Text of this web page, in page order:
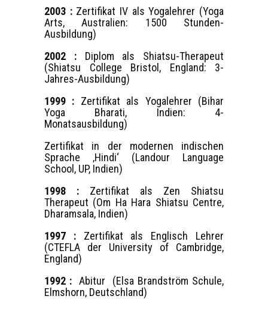
2003 : Zertifikat IV als Yogalehrer (Yoga
Arts, Australien: 1500 Stunden-
Ausbildung)
2002 : Diplom als Shiatsu-Therapeut
(Shiatsu College Bristol, England: 3-
Jahres-Ausbildung)
1999 : Zertifikat als Yogalehrer (Bihar
Yoga Bharati, Indien: 4-
Monatsausbildung)
Zertifikat in der modernen indischen
Sprache ‚Hindi‘ (Landour Language
School, UP, Indien)
1998 : Zertifikat als Zen Shiatsu
Therapeut (Om Ha Hara Shiatsu Centre,
Dharamsala, Indien)
1997 : Zertifikat als Englisch Lehrer
(CTEFLA der University of Cambridge,
England)
1992 : Abitur (Elsa Brandström Schule,
Elmshorn, Deutschland)